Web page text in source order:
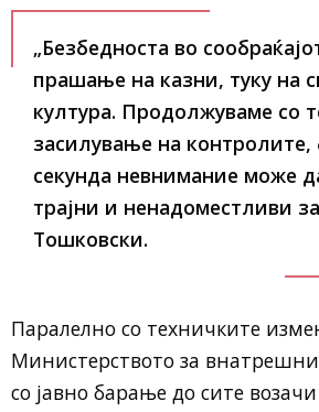
„Безбедноста во
прашање на казни, туку на
култура. Продолжуваме со
засилување на контролите,
секунда невнимание може
трајни и ненадоместливи
Тошковски.
Паралелно со техничките
Министерството за
со јавно барање до сите